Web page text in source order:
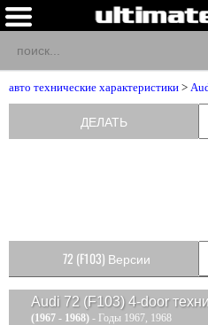
авто технические характеристики >
Audi 72 (F103) 4-door
(1967 - 1968) - Годы 1967, 1968
ДЕЛАТЬ
72 (F103) Версии